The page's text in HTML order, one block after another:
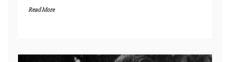
Read More